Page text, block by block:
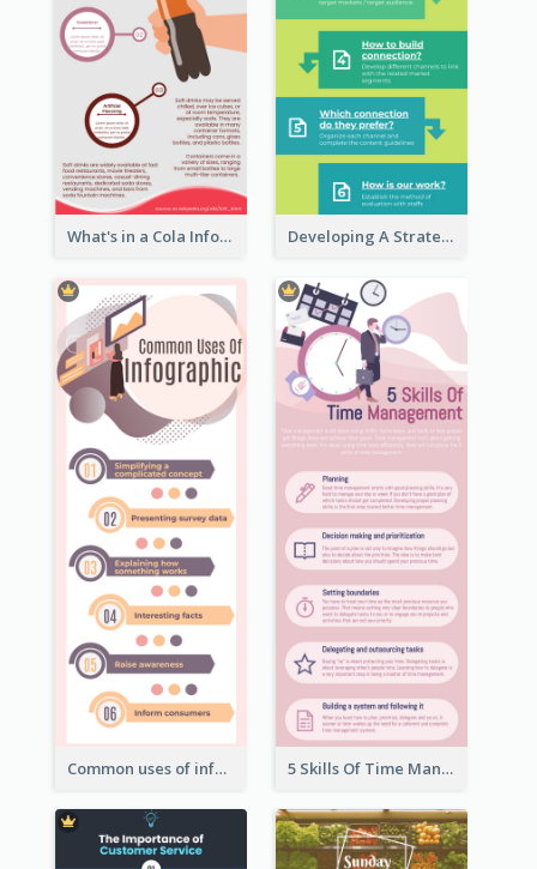
What's in a Cola Infographic Developing A Strategic Marketing Plan Infographic
Common uses of infographic 5 Skills Of Time Management